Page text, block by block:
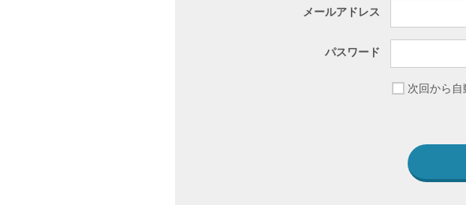
メールアドレス
パスワード
次回から自